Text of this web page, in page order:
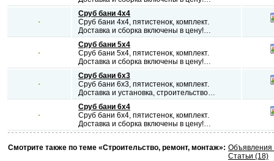
Сруб бани 4х4
Сруб бани 4х4, пятистенок, комплект.
Доставка и сборка включены в цену!…
Сруб бани 5х4
Сруб бани 5х4, пятистенок, комплект.
Доставка и сборка включены в цену!…
Сруб бани 6х3
Сруб бани 6х3, пятистенок, комплект.
Доставка и установка, строительство…
Сруб бани 6х4
Сруб бани 6х4, пятистенок, комплект.
Доставка и сборка включены в цену!…
Смотрите также по теме «Строительство, ремонт, монтаж»: Объявления
Статьи (18)